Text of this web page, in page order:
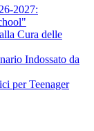
2027:
Cura delle
Indossato da
per Teenager